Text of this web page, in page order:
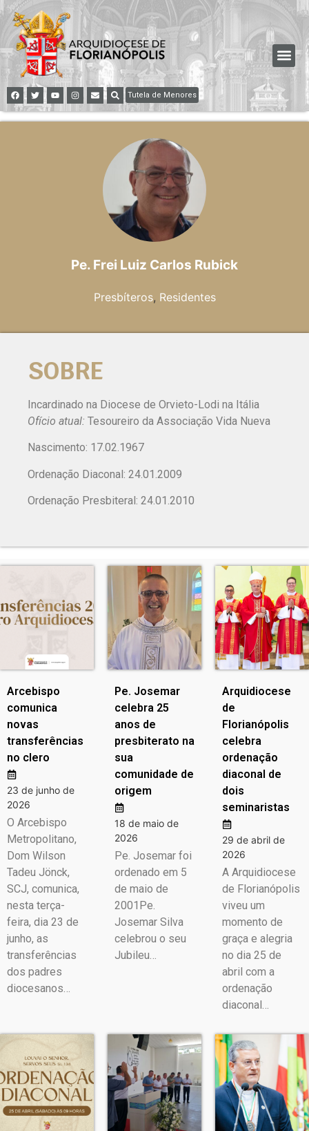
Tutela de Menores
Pe. Frei Luiz Carlos Rubick
Presbíteros, Residentes
SOBRE
Incardinado na Diocese de Orvieto-Lodi na Itália
Ofício atual: Tesoureiro da Associação Vida Nueva
Nascimento: 17.02.1967
Ordenação Diaconal: 24.01.2009
Ordenação Presbiteral: 24.01.2010
Arcebispo
comunica
novas
transferências
no clero
23 de junho de
2026
O Arcebispo
Metropolitano,
Dom Wilson
Tadeu Jönck,
SCJ, comunica,
nesta terça-
feira, dia 23 de
junho, as
transferências
dos padres
diocesanos…
Pe. Josemar
celebra 25
anos de
presbiterato na
sua
comunidade de
origem
18 de maio de
2026
Pe. Josemar foi
ordenado em 5
de maio de
2001Pe.
Josemar Silva
celebrou o seu
Jubileu…
Arquidiocese
de
Florianópolis
celebra
ordenação
diaconal de
dois
seminaristas
29 de abril de
2026
A Arquidiocese
de Florianópolis
viveu um
momento de
graça e alegria
no dia 25 de
abril com a
ordenação
diaconal…